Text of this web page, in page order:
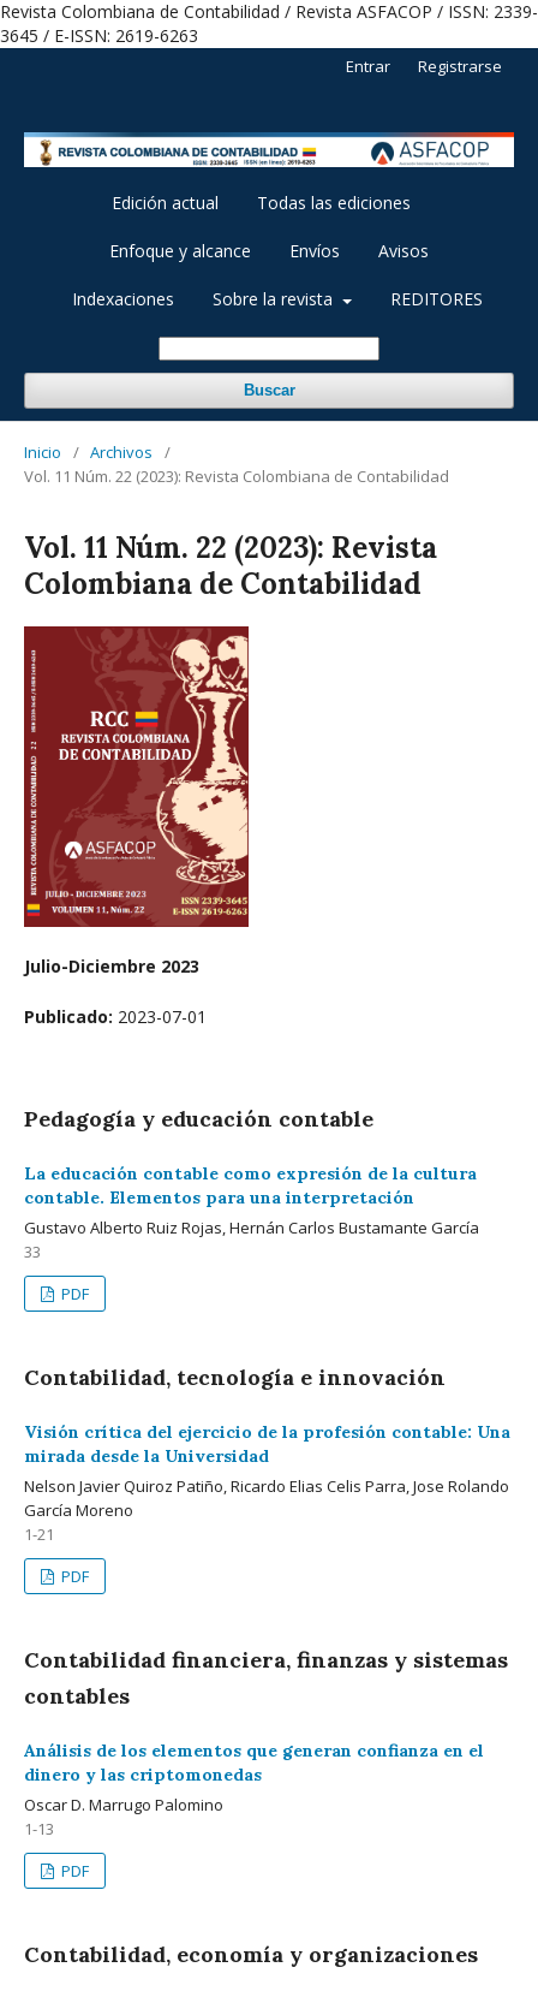
Revista Colombiana de Contabilidad / Revista ASFACOP / ISSN: 2339-
3645 / E-ISSN: 2619-6263
Edición actual Todas las ediciones
Enfoque y alcance Envíos Avisos
Indexaciones Sobre la revista REDITORES
Buscar
Entrar Registrarse
Inicio / Archivos
/
Vol. 11 Núm. 22 (2023): Revista Colombiana de Contabilidad
Vol. 11 Núm. 22 (2023): Revista
Colombiana de Contabilidad
Julio-Diciembre 2023
Publicado: 2023-07-01
Pedagogía y educación contable
La educación contable como expresión de la cultura
contable. Elementos para una interpretación
Gustavo Alberto Ruiz Rojas, Hernán Carlos Bustamante García
33
PDF
Contabilidad, tecnología e innovación
Visión crítica del ejercicio de la profesión contable: Una
mirada desde la Universidad
Nelson Javier Quiroz Patiño, Ricardo Elias Celis Parra, Jose Rolando
García Moreno
1-21
PDF
Contabilidad financiera, finanzas y sistemas
contables
Análisis de los elementos que generan confianza en el
dinero y las criptomonedas
Oscar D. Marrugo Palomino
1-13
PDF
Contabilidad, economía y organizaciones